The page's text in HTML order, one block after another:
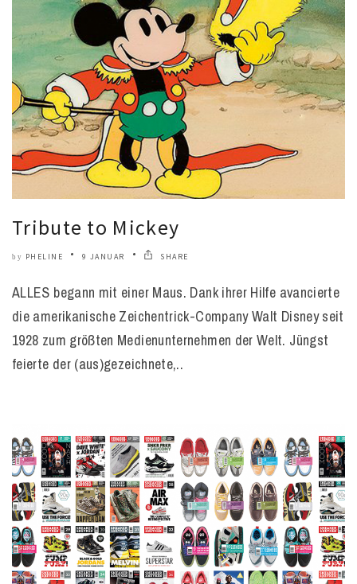
Tribute to Mickey
by PHELINE 9 JANUAR SHARE
ALLES begann mit einer Maus. Dank ihrer Hilfe avancierte
die amerikanische Zeichentrick-Company Walt Disney seit
1928 zum größten Medienunternehmen der Welt. Jüngst
feierte der (aus)gezeichnete,..